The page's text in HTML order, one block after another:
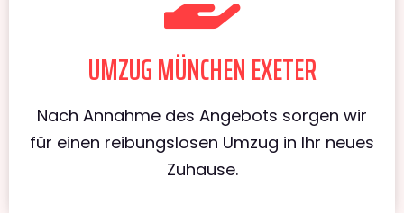
UMZUG MÜNCHEN EXETER
Nach Annahme des Angebots sorgen wir
für einen reibungslosen Umzug in Ihr neues
Zuhause.